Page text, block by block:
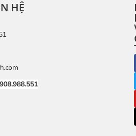
HỆ